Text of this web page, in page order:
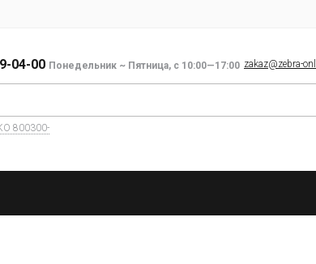
04-00 Понедельник ~ Пятница, с 10:00—17:00 zakaz@zebra-
800300-